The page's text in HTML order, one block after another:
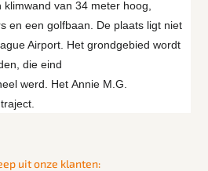
van 34 meter hoog,
en een golfbaan. De plaats ligt niet
Airport. Het grondgebied wordt
die eind
werd. Het Annie M.G.
uit onze klanten: